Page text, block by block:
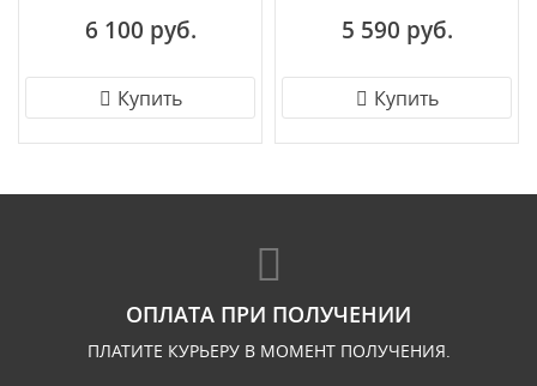
6 100 руб.
Купить
5 590 руб.
Купить
ОПЛАТА ПРИ ПОЛУЧЕНИИ
ПЛАТИТЕ КУРЬЕРУ В МОМЕНТ ПОЛУЧЕНИЯ.